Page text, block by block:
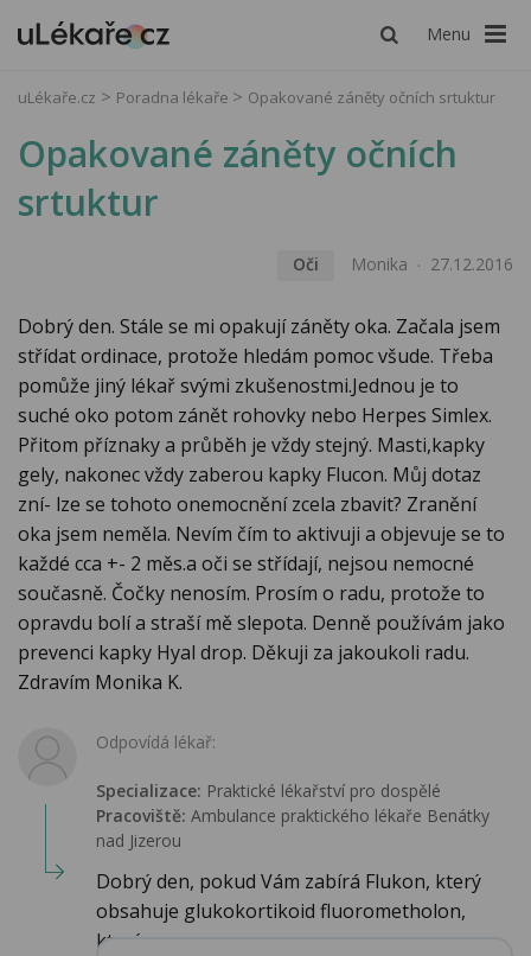
Menu
uLékaře.cz Poradna lékaře Opakované záněty očních srtuktur
Opakované záněty očních
srtuktur
Oči Monika 27.12.2016
Dobrý den. Stále se mi opakují záněty oka. Začala jsem
střídat ordinace, protože hledám pomoc všude. Třeba
pomůže jiný lékař svými zkušenostmi.Jednou je to
suché oko potom zánět rohovky nebo Herpes Simlex.
Přitom příznaky a průběh je vždy stejný. Masti,kapky
gely, nakonec vždy zaberou kapky Flucon. Můj dotaz
zní- lze se tohoto onemocnění zcela zbavit? Zranění
oka jsem neměla. Nevím čím to aktivuji a objevuje se to
každé cca +- 2 měs.a oči se střídají, nejsou nemocné
současně. Čočky nenosím. Prosím o radu, protože to
opravdu bolí a straší mě slepota. Denně používám jako
prevenci kapky Hyal drop. Děkuji za jakoukoli radu.
Zdravím Monika K.
Odpovídá lékař:
Specializace: Praktické lékařství pro dospělé
Pracoviště: Ambulance praktického lékaře Benátky
nad Jizerou
Dobrý den, pokud Vám zabírá Flukon, který
obsahuje glukokortikoid fluorometholon,
který se pou...